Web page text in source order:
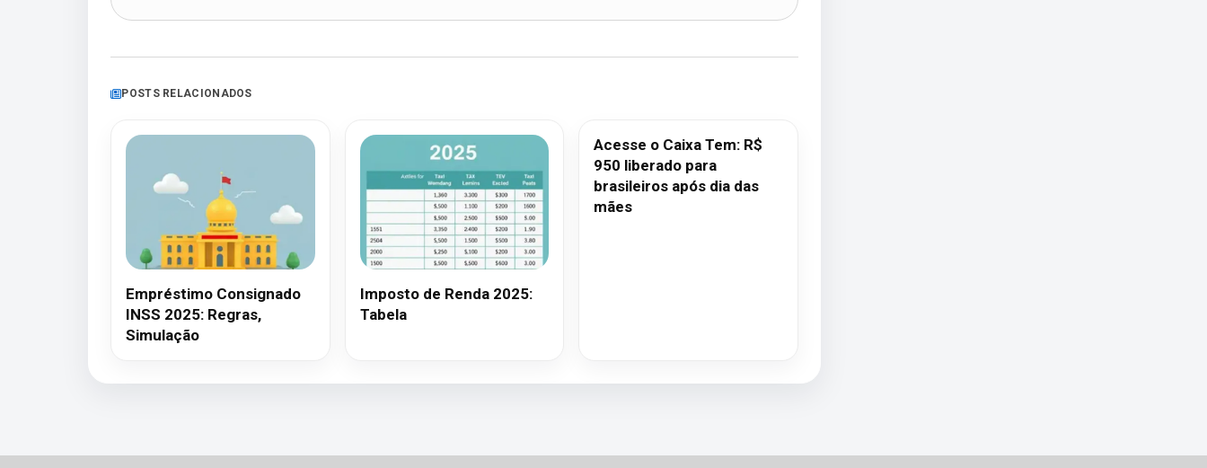
POSTS RELACIONADOS
Empréstimo Consignado
INSS 2025: Regras,
Simulação
Imposto de Renda 2025:
Tabela
Acesse o Caixa Tem: R$
950 liberado para
brasileiros após dia das
mães